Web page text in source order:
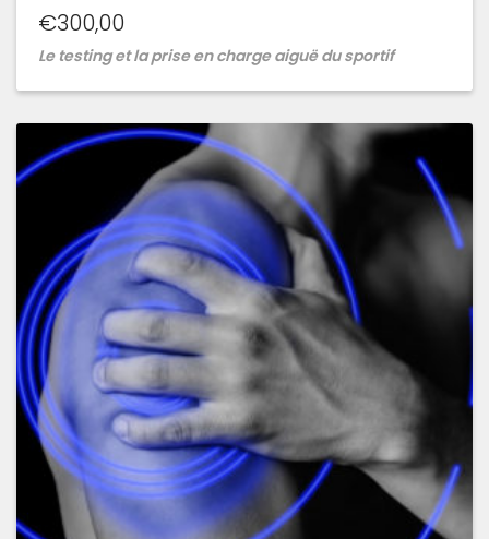
€300,00
Le testing et la prise en charge aiguë du sportif
Ajouter
wishlist